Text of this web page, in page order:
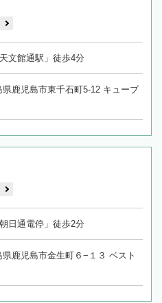
文館通駅」徒歩4分
鹿児島市東千石町5-12 キューブ
日通電停」徒歩2分
鹿児島市金生町６−１３ ベスト